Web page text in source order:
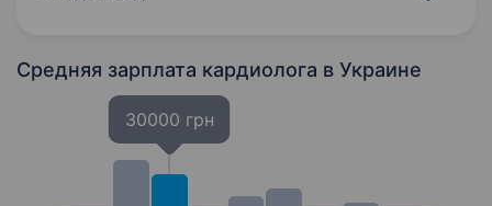
Средняя зарплата кардиолога в Украине
30000 грн